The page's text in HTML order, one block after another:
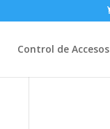
Control de Accesos